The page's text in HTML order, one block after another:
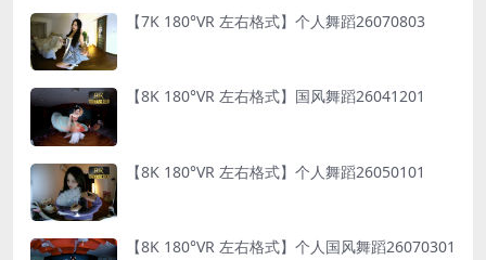
【7K 180°VR 左右格式】个人舞蹈26070803
【8K 180°VR 左右格式】国风舞蹈26041201
【8K 180°VR 左右格式】个人舞蹈26050101
【8K 180°VR 左右格式】个人国风舞蹈26070301